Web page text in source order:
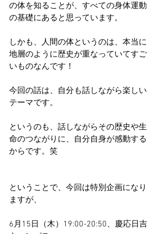
の体を知ることが、すべての身体運動
の基礎にあると思っています。
しかも、人間の体というのは、本当に
地層のように歴史が重なっていてすご
いものなんです！
今回の話は、自分も話しながら楽しい
テーマです。
というのも、話しながらその歴史や生
命のつながりに、自分自身が感動する
からです。笑
ということで、今回は特別企画になり
ますが、
6月15日（木）19:00-20:50、慶応日吉